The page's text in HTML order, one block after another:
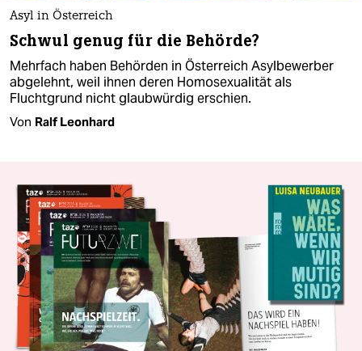
Asyl in Österreich
Schwul genug für die Behörde?
Mehrfach haben Behörden in Österreich Asylbewerber
abgelehnt, weil ihnen deren Homosexualität als
Fluchtgrund nicht glaubwürdig erschien.
Von Ralf Leonhard